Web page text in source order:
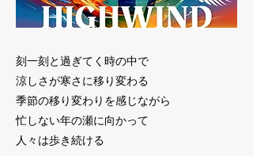
刻一刻と過ぎてく時の中で
涼しさが寒さに移り変わる
季節の移り変わりを感じながら
忙しない年の瀬に向かって
人々は歩き続ける